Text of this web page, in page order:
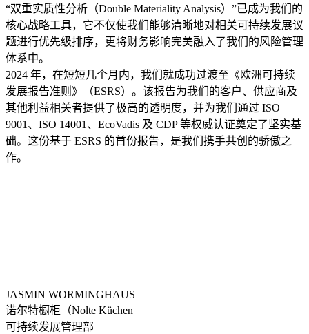
“双重实质性分析（Double Materiality Analysis）”已成为我们的
核心战略工具，它不仅使我们能够清晰地对相关可持续发展议
题进行优先级排序，更将财务影响完美融入了我们的风险管理
体系中。
2024 年，在短短几个月内，我们就成功过渡至《欧洲可持续
发展报告准则》（ESRS）。该报告为我们的客户、供应商及
其他利益相关者提供了极高的透明度，并为我们通过 ISO
9001、ISO 14001、EcoVadis 及 CDP 等权威认证奠定了坚实基
础。这份基于 ESRS 的首份报告，是我们携手共创的骄傲之
作。
JASMIN WORMINGHAUS
诺尔特橱柜（Nolte Küchen
可持续发展管理部